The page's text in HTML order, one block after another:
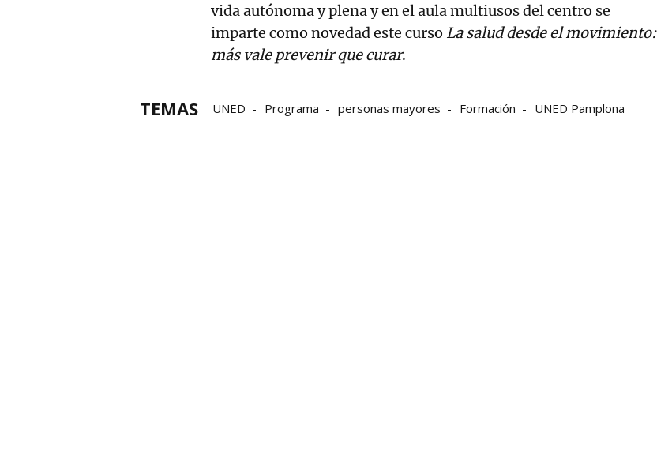
vida autónoma y plena y en el aula multiusos del centro se
imparte como novedad este curso La salud desde el movimiento:
más vale prevenir que curar.
TEMAS UNED Programa personas mayores Formación UNED Pamplona